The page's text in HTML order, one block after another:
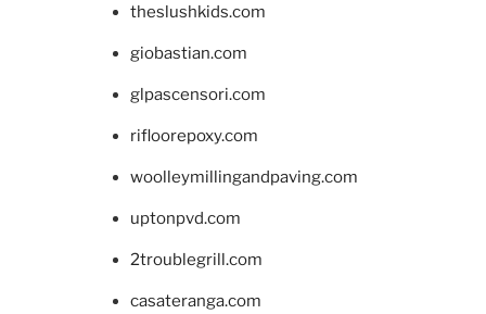
theslushkids.com
giobastian.com
glpascensori.com
rifloorepoxy.com
woolleymillingandpaving.com
uptonpvd.com
2troublegrill.com
casateranga.com